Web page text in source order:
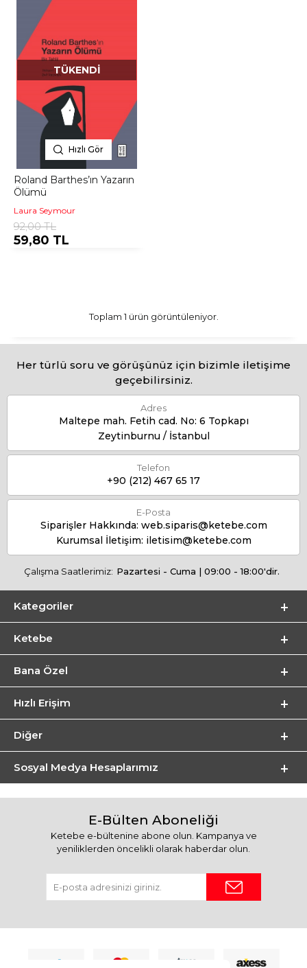
Hızlı Gör
TÜKENDI
Roland Barthes’ın Yazarın
Ölümü
Laura Seymour
92,00 TL
59,80 TL
Toplam 1 ürün görüntüleniyor.
Her türlü soru ve görüşünüz için bizimle iletişime
geçebilirsiniz.
Adres
Maltepe mah. Fetih cad. No: 6 Topkapı
Zeytinburnu / İstanbul
Telefon
+90 (212) 467 65 17
E-Posta
Siparişler Hakkında: web.siparis@ketebe.com
Kurumsal İletişim: iletisim@ketebe.com
Çalışma Saatlerimiz: Pazartesi - Cuma | 09:00 - 18:00'dir.
Kategoriler
Ketebe
Bana Özel
Hızlı Erişim
Diğer
Sosyal Medya Hesaplarımız
E-Bülten Aboneliği
Ketebe e-bültenine abone olun. Kampanya ve
yeniliklerden öncelikli olarak haberdar olun.